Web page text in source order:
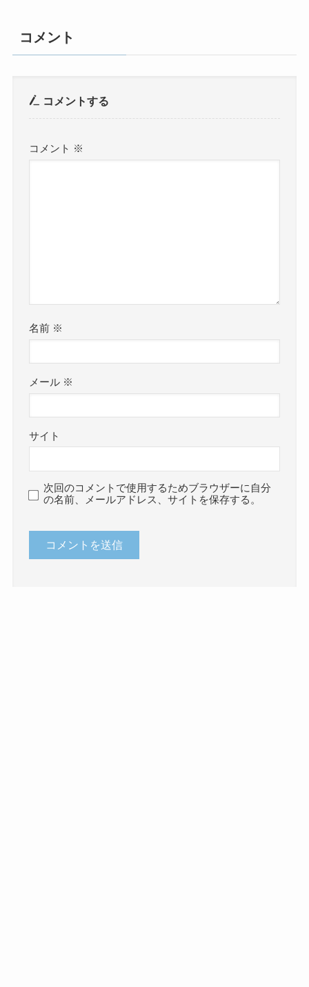
コメント
コメントする
コメント ※
名前 ※
メール ※
サイト
次回のコメントで使用するためブラウザーに自分
の名前、メールアドレス、サイトを保存する。